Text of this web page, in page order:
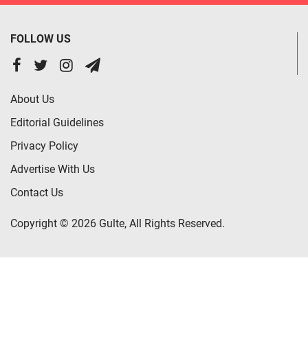
FOLLOW US
About Us
Editorial Guidelines
Privacy Policy
Advertise With Us
Contact Us
Copyright © 2026 Gulte, All Rights Reserved.